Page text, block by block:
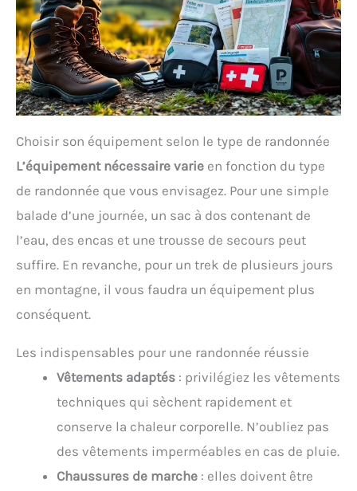
Choisir son équipement selon le type de randonnée
L’équipement nécessaire varie en fonction du type
de randonnée que vous envisagez. Pour une simple
balade d’une journée, un sac à dos contenant de
l’eau, des encas et une trousse de secours peut
suffire. En revanche, pour un trek de plusieurs jours
en montagne, il vous faudra un équipement plus
conséquent.
Les indispensables pour une randonnée réussie
Vêtements adaptés : privilégiez les vêtements
techniques qui sèchent rapidement et
conserve la chaleur corporelle. N’oubliez pas
des vêtements imperméables en cas de pluie.
Chaussures de marche : elles doivent être